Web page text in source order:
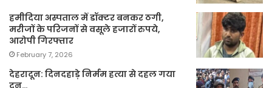
हमीदिया अस्पताल में डॉक्टर बनकर ठगी,
मरीजों के परिजनों से वसूले हजारों रुपये,
आरोपी गिरफ्तार
February 7, 2026
देहरादून: दिनदहाड़े निर्मम हत्या से दहल गया
दून…